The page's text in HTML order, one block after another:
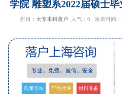
学院 雕塑系2022届硕士
栏目： 大专本科落户 人气： 0 发表时间